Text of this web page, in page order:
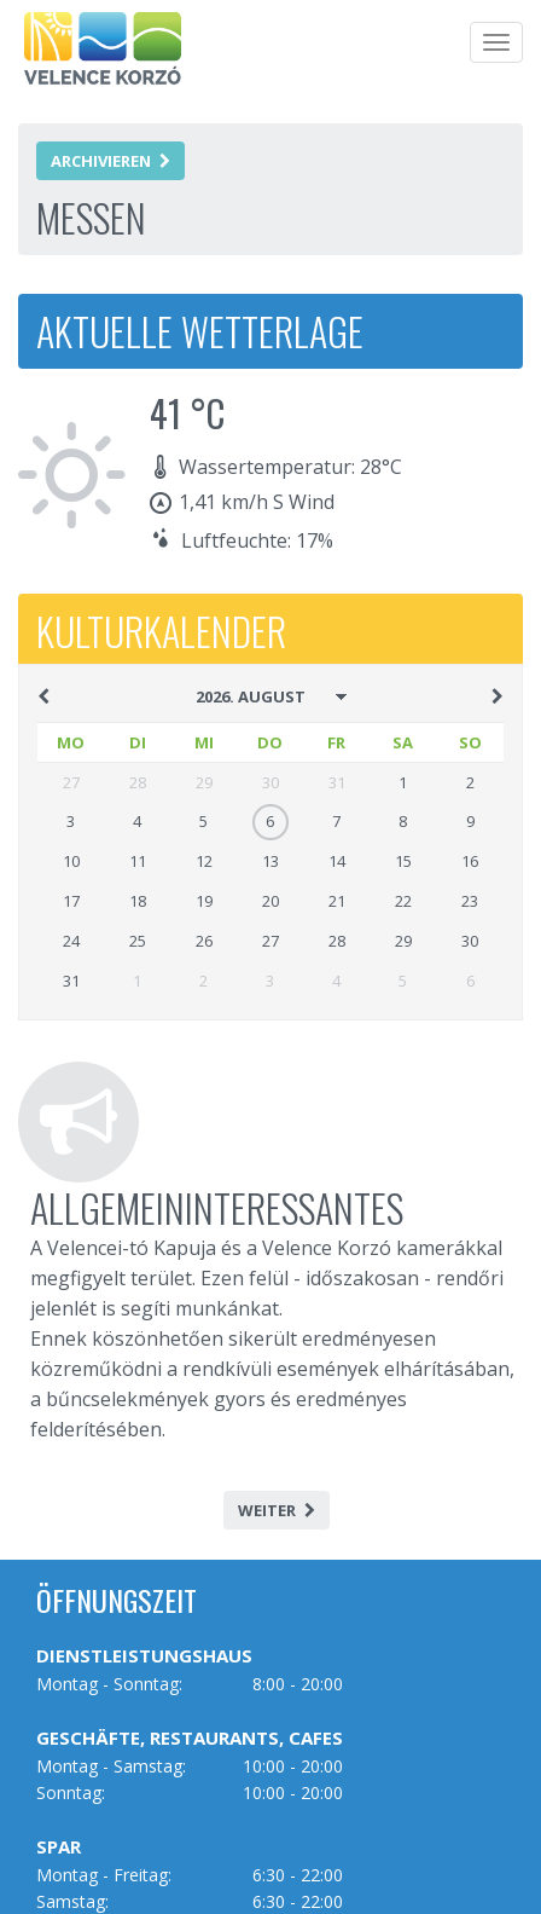
ARCHIVIEREN
MESSEN
AKTUELLE WETTERLAGE
41 °C
Wassertemperatur: 28°C
1,41 km/h S Wind
Luftfeuchte: 17%
KULTURKALENDER
MO DI MI DO FR SA
SO
27
28 29 30 31 1
2
3
4 5 6 7 8
9
10
11 12 13 14 15
16
17
18 19 20 21 22
23
24
25 26 27 28 29
30
31
1 2 3 4 5 6
ALLGEMEININTERESSANTES
A Velencei-tó Kapuja és a Velence Korzó kamerákkal
megfigyelt terület. Ezen felül - időszakosan - rendőri
jelenlét is segíti munkánkat.
Ennek köszönhetően sikerült eredményesen
közreműködni a rendkívüli események elhárításában,
a bűncselekmények gyors és eredményes
felderítésében.
WEITER
ÖFFNUNGSZEIT
DIENSTLEISTUNGSHAUS
Montag - Sonntag: 8:00 - 20:00
GESCHÄFTE, RESTAURANTS, CAFES
Montag - Samstag:
10:00 - 20:00
Sonntag:
10:00 - 20:00
SPAR
Montag - Freitag:
6:30 - 22:00
Samstag:
6:30 - 22:00